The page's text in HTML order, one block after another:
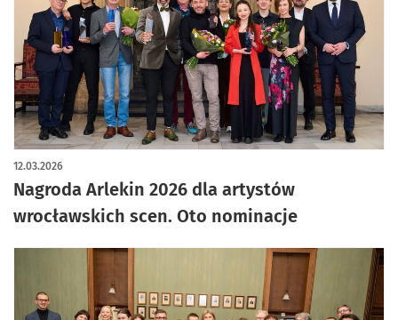
Nagroda Arlekin 2026 dla artystów
wrocławskich scen. Oto nominacje
12.03.2026